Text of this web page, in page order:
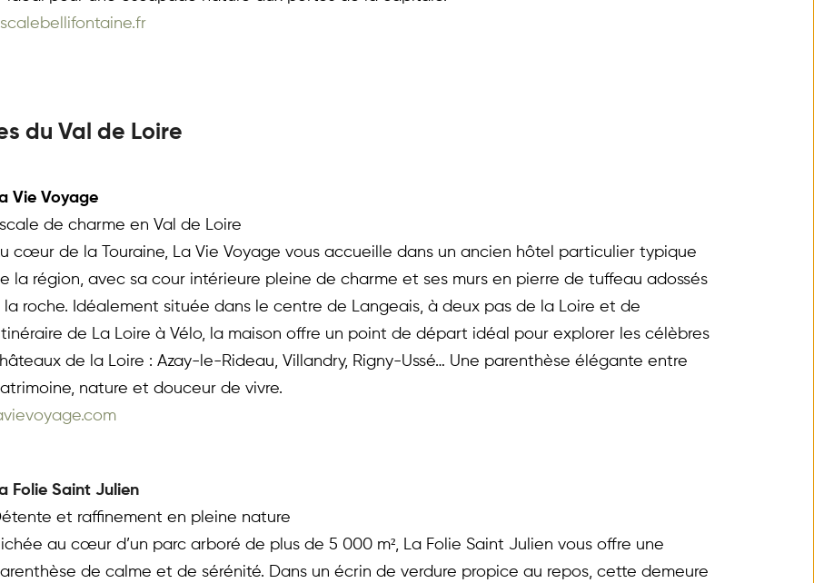
du Val de Loire
Vie Voyage
de charme en Val de Loire
cœur de la Touraine, La Vie Voyage vous accueille dans un ancien hôtel particulier typique
la région, avec sa cour intérieure pleine de charme et ses murs en pierre de tuffeau adossés
la roche. Idéalement située dans le centre de Langeais, à deux pas de la Loire et de
de La Loire à Vélo, la maison offre un point de départ idéal pour explorer les célèbres
de la Loire : Azay-le-Rideau, Villandry, Rigny-Ussé… Une parenthèse élégante entre
nature et douceur de vivre.
Folie Saint Julien
et raffinement en pleine nature
au cœur d’un parc arboré de plus de 5 000 m², La Folie Saint Julien vous offre une
de calme et de sérénité. Dans un écrin de verdure propice au repos, cette demeure